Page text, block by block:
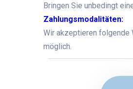
Bringen Sie unbedingt
Zahlungsmodalitäten:
Wir akzeptieren folgende
möglich.